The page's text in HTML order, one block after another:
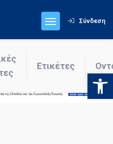
Σύνδεση
Ετικέτες